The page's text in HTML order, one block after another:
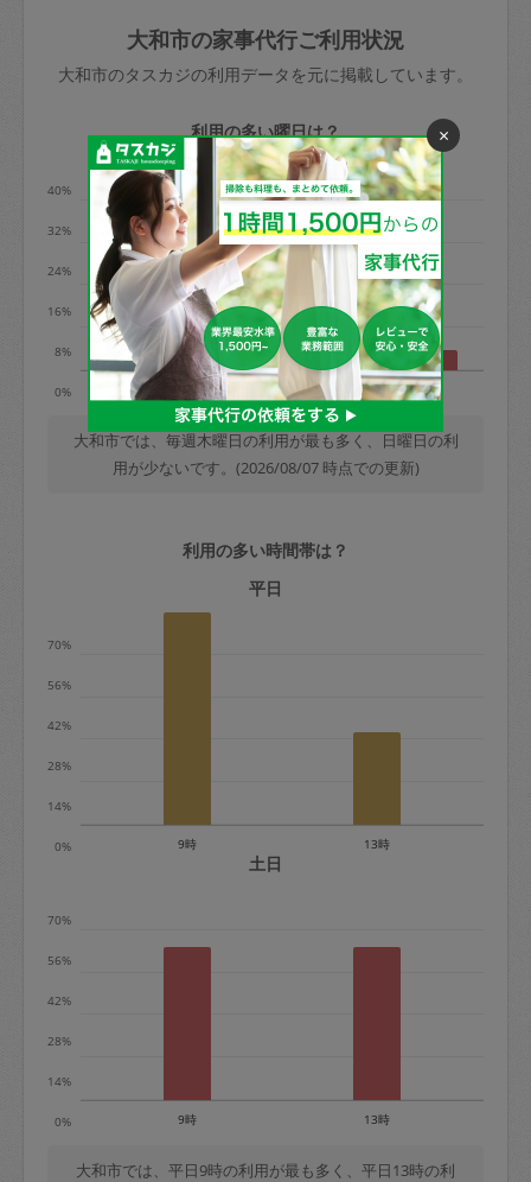
依頼者不在による当日キャンセル＝依頼
金額の100%＋交通費全額
※例：依頼日時／土曜日午前9時開始の場
合、水曜日午前9時以降はキャンセル料が
発生
水曜日9時〜金曜日9時まで＝依頼料金の
50%
金曜日9時～土曜日8時まで＝依頼金額の
100%
土曜日8時〜実施時間＝依頼金額の100%
＋交通費全額
依頼者不在による当日キャンセル＝依頼
金額の100%＋交通費全額
定期契約をキャンセルする場合、毎週定
期は月2回まで隔週定期は月1回までキャ
ンセル料は発生しません。それ以上はキ
※キャンセル料金の設定について：
相当で料金設定されています。
きた場合は損害保険の対象外となるので
ご注意ください。
玉、など
あわせてこちらも参照ください：初めて
はありますか？
大和市の家事代行ご利用状況
大和市のタスカジの利用データを元に掲載しています。
利用の多い曜日は？
0%
8%
16%
24%
32%
40%
月 水 木 土 日
大和市では、毎週木曜日の利用が最も多く、日曜日の利
用が少ないです。(2026/08/07 時点での更新)
利用の多い時間帯は？
平日
0%
14%
28%
42%
56%
70%
9時 13時
土日
0%
14%
28%
42%
56%
70%
9時 13時
大和市では、平日9時の利用が最も多く、平日13時の利
×